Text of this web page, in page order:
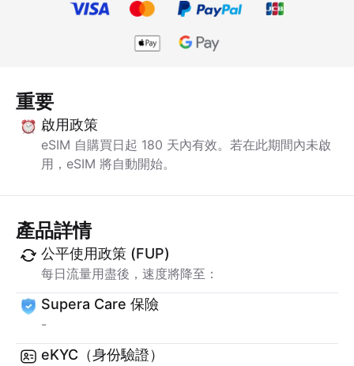
重要
啟用政策
eSIM 自購買日起 180 天內有效。若在此期間內未啟
用，eSIM 將自動開始。
產品詳情
公平使用政策 (FUP)
每日流量用盡後，速度將降至：
Supera Care 保險
-
eKYC（身份驗證）